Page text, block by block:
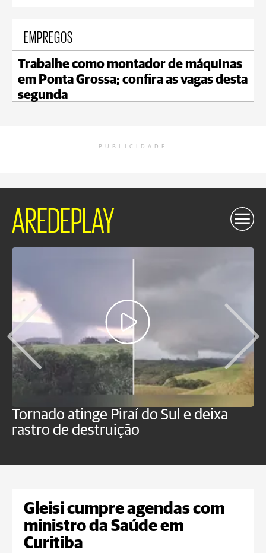
EMPREGOS
Trabalhe como montador de máquinas
em Ponta Grossa; confira as vagas desta
segunda
PUBLICIDADE
AREDEPLAY
Tornado atinge Piraí do Sul e deixa
rastro de destruição
Gleisi cumpre agendas com
ministro da Saúde em
Curitiba